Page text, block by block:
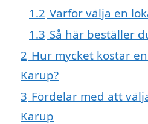
1.2 Varför välja en
1.3 Så här beställer
2 Hur mycket kostar
Karup?
3 Fördelar med att
Karup